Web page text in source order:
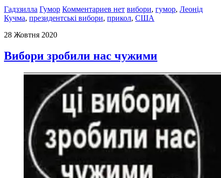
Гадззилла Гумор Комментариев нет вибори, гумор, Леонід
Кучма, президентські вибори, прикол, США
28 Жовтня 2020
Вибори зробили нас чужими